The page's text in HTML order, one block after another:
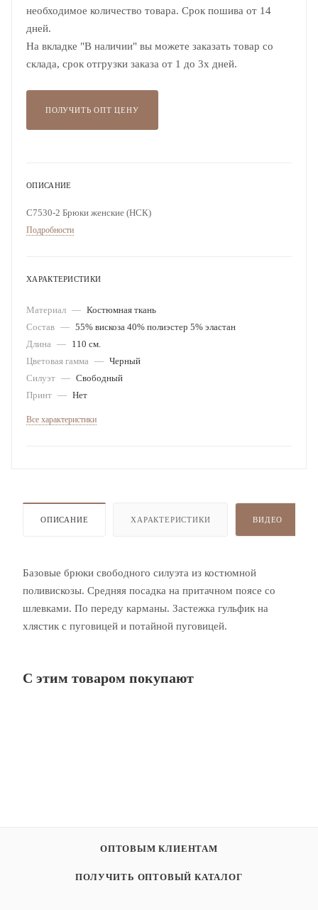
необходимое количество товара. Срок пошива от 14
дней.
На вкладке "В наличии" вы можете заказать товар со
склада, срок отгрузки заказа от 1 до 3х дней.
ПОЛУЧИТЬ ОПТ ЦЕНУ
ОПИСАНИЕ
С7530-2 Брюки женские (НСК)
Подробности
ХАРАКТЕРИСТИКИ
Материал — Костюмная ткань
Состав — 55% вискоза 40% полиэстер 5% эластан
Длина — 110 см.
Цветовая гамма — Черный
Силуэт — Свободный
Принт — Нет
Все характеристики
ОПИСАНИЕ ХАРАКТЕРИСТИКИ ВИДЕО
Базовые брюки свободного силуэта из костюмной
поливискозы. Средняя посадка на притачном поясе со
шлевками. По переду карманы. Застежка гульфик на
хлястик с пуговицей и потайной пуговицей.
С этим товаром покупают
ОПТОВЫМ КЛИЕНТАМ
ПОЛУЧИТЬ ОПТОВЫЙ КАТАЛОГ